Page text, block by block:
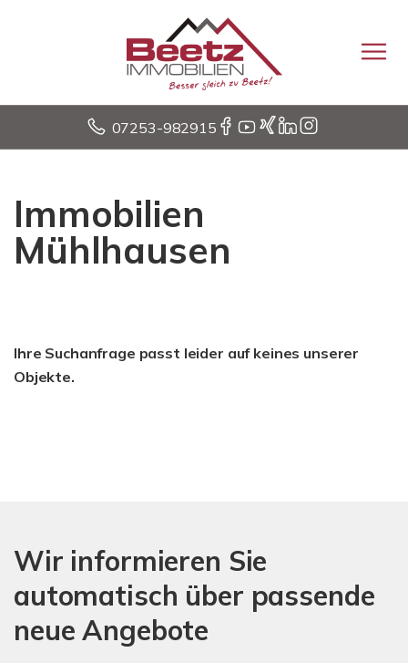
07253-982915
Immobilien
Mühlhausen
Ihre Suchanfrage passt leider auf keines unserer
Objekte.
Wir informieren Sie
automatisch über passende
neue Angebote